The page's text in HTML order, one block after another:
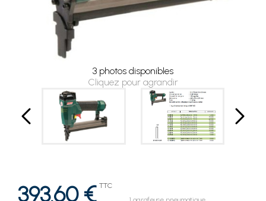
3 photos disponibles
Cliquez pour agrandir
393.60 € TTC